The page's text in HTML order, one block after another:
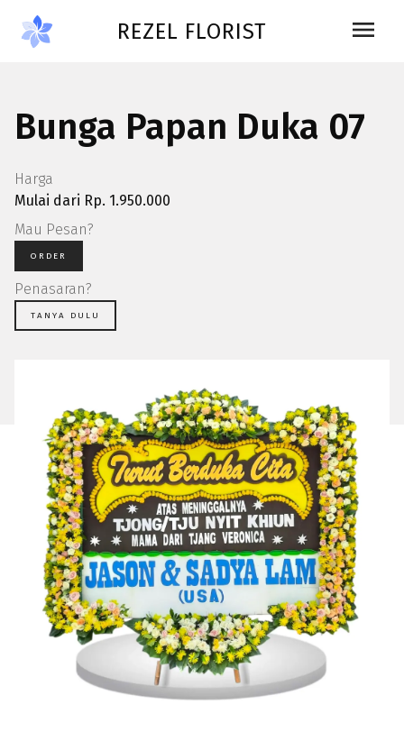
REZEL FLORIST menu
Bunga Papan Duka 07
Harga
Mulai dari Rp. 1.950.000
Mau Pesan?
ORDER
Penasaran?
TANYA DULU